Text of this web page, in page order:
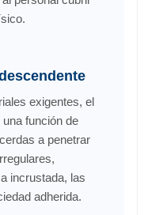
exigentes, el
función de
a penetrar
incrustada, las
adherida.